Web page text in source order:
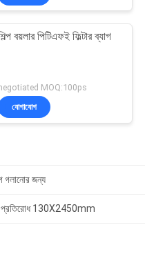
বয়লার পিটিএফই ফিল্টার ব্যাগ
MOQ:100ps
যোগাযোগ
গলানোর জন্য
প্রতিরোধ 130X2450mm